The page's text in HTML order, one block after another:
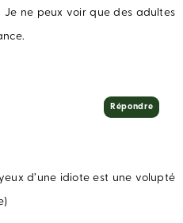
ne peux voir que des adultes
d’une idiote est une volupté
Répondre